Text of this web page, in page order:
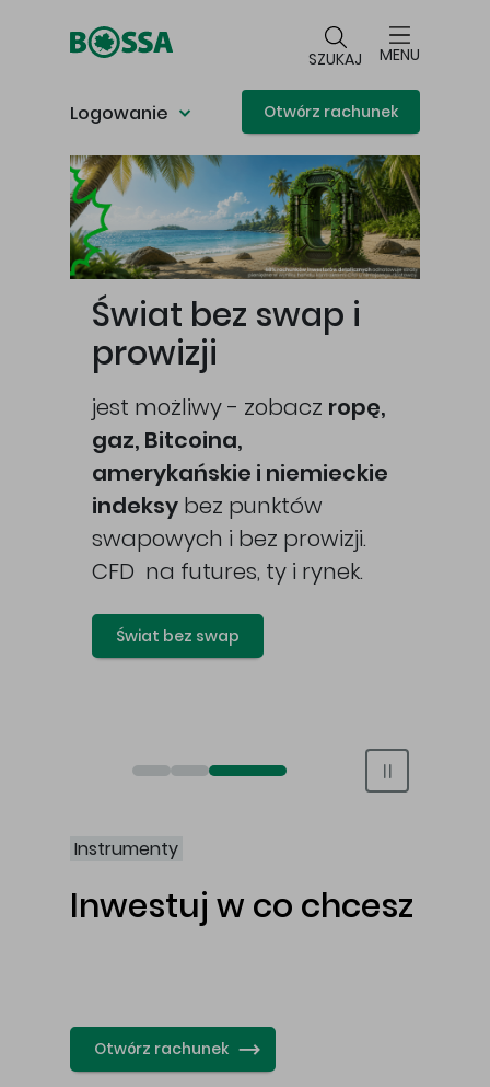
SZUKAJ MENU
Logowanie Otwórz rachunek
Główna treść
Świat bez swap i
prowizji
jest możliwy - zobacz ropę,
gaz, Bitcoina,
amerykańskie i niemieckie
indeksy bez punktów
swapowych i bez prowizji.
CFD na futures, ty i rynek.
Świat bez swap
Otwórz rachunek maklerski online
Otwórz konto IKE/IKZE
Świat bez swap i prowizji
Instrumenty
Inwestuj w co chcesz
Otwórz rachunek